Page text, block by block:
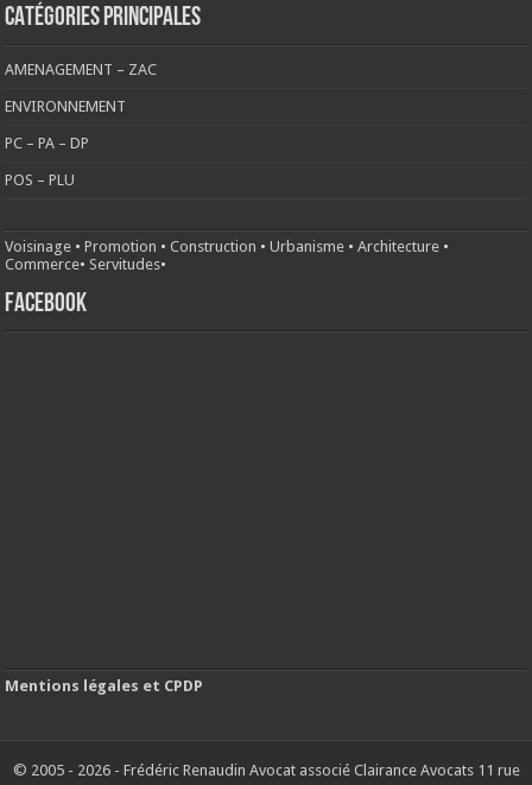
CATÉGORIES PRINCIPALES
AMENAGEMENT – ZAC
ENVIRONNEMENT
PC – PA – DP
POS – PLU
Voisinage •Promotion •Construction •Urbanisme •Architecture •
Commerce• Servitudes•
FACEBOOK
Mentions légales et CPDP
© 2005 - 2026 - Frédéric Renaudin Avocat associé Clairance Avocats 11 rue